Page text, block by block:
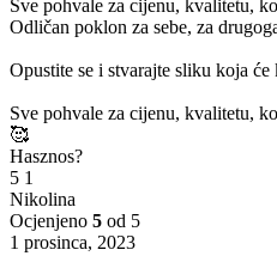
Sve pohvale za cijenu, kvalitetu,
Odličan poklon za sebe, za
Opustite se i stvarajte sliku koja će
Sve pohvale za cijenu, kvalitetu,
🥰
Hasznos?
5 1
Nikolina
Ocjenjeno 5 od 5
1 prosinca, 2023